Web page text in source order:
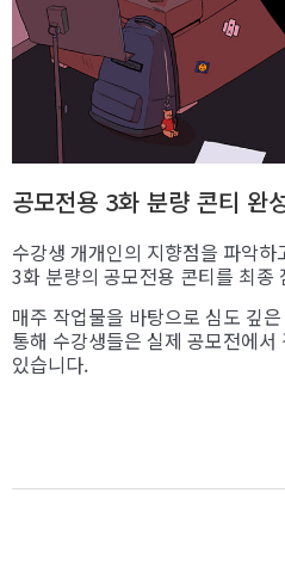
공모전용 3화 분량 콘티 완
수강생 개개인의 지향점을 파악
3화 분량의 공모전용 콘티를 최종
매주 작업물을 바탕으로 심도 깊
통해 수강생들은 실제 공모전에
있습니다.